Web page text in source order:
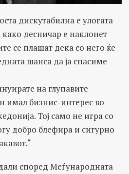
дискутабилна е улогата
десничар е наклонет
се плашат дека со него ќе
шанса да ја спасиме
на глупавите
имал бизнис-интерес во
Тој само не игра со
добро блефира и сигурно
според Меѓународната